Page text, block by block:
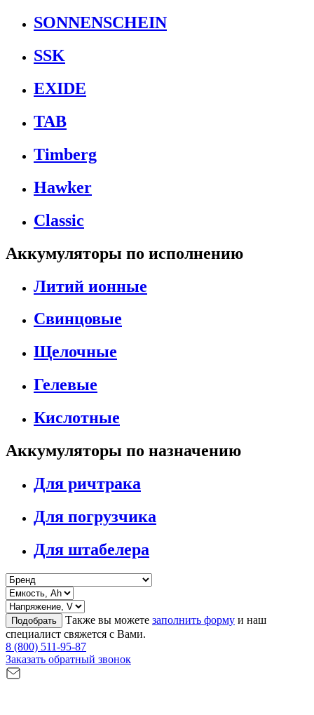
SONNENSCHEIN
SSK
EXIDE
TAB
Timberg
Hawker
Classic
Аккумуляторы по исполнению
Литий ионные
Свинцовые
Щелочные
Гелевые
Кислотные
Аккумуляторы по назначению
Для ричтрака
Для погрузчика
Для штабелера
Подобрать Также вы можете заполнить форму и наш
специалист свяжется с Вами.
8 (800) 511-95-87
Заказать обратный звонок